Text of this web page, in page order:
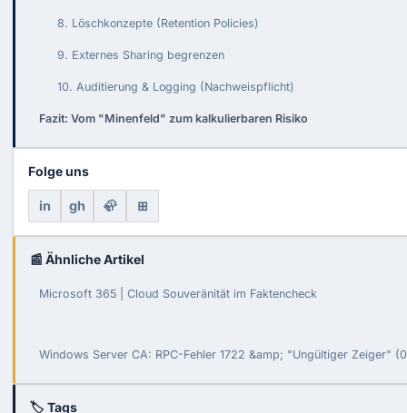
8. Löschkonzepte (Retention Policies)
9. Externes Sharing begrenzen
10. Auditierung & Logging (Nachweispflicht)
Fazit: Vom "Minenfeld" zum kalkulierbaren Risiko
Folge uns
in gh 🦣 ⊞
📰 Ähnliche Artikel
Microsoft 365 | Cloud Souveränität im Faktencheck
Windows Server CA: RPC-Fehler 1722 &amp; "Ungültiger Zeiger"
🏷 Tags